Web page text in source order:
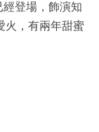
登場，飾演知
火，有兩年甜蜜